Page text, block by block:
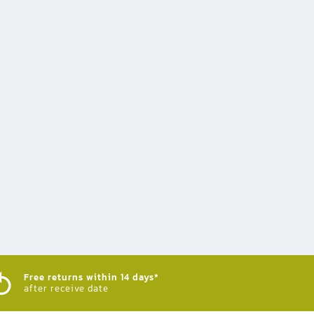
Free returns within 14 days*
after receive date